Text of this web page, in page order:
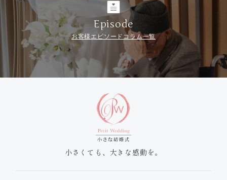
Episode
お客様エピソードコラム一覧
小さくても、大きな感動を。